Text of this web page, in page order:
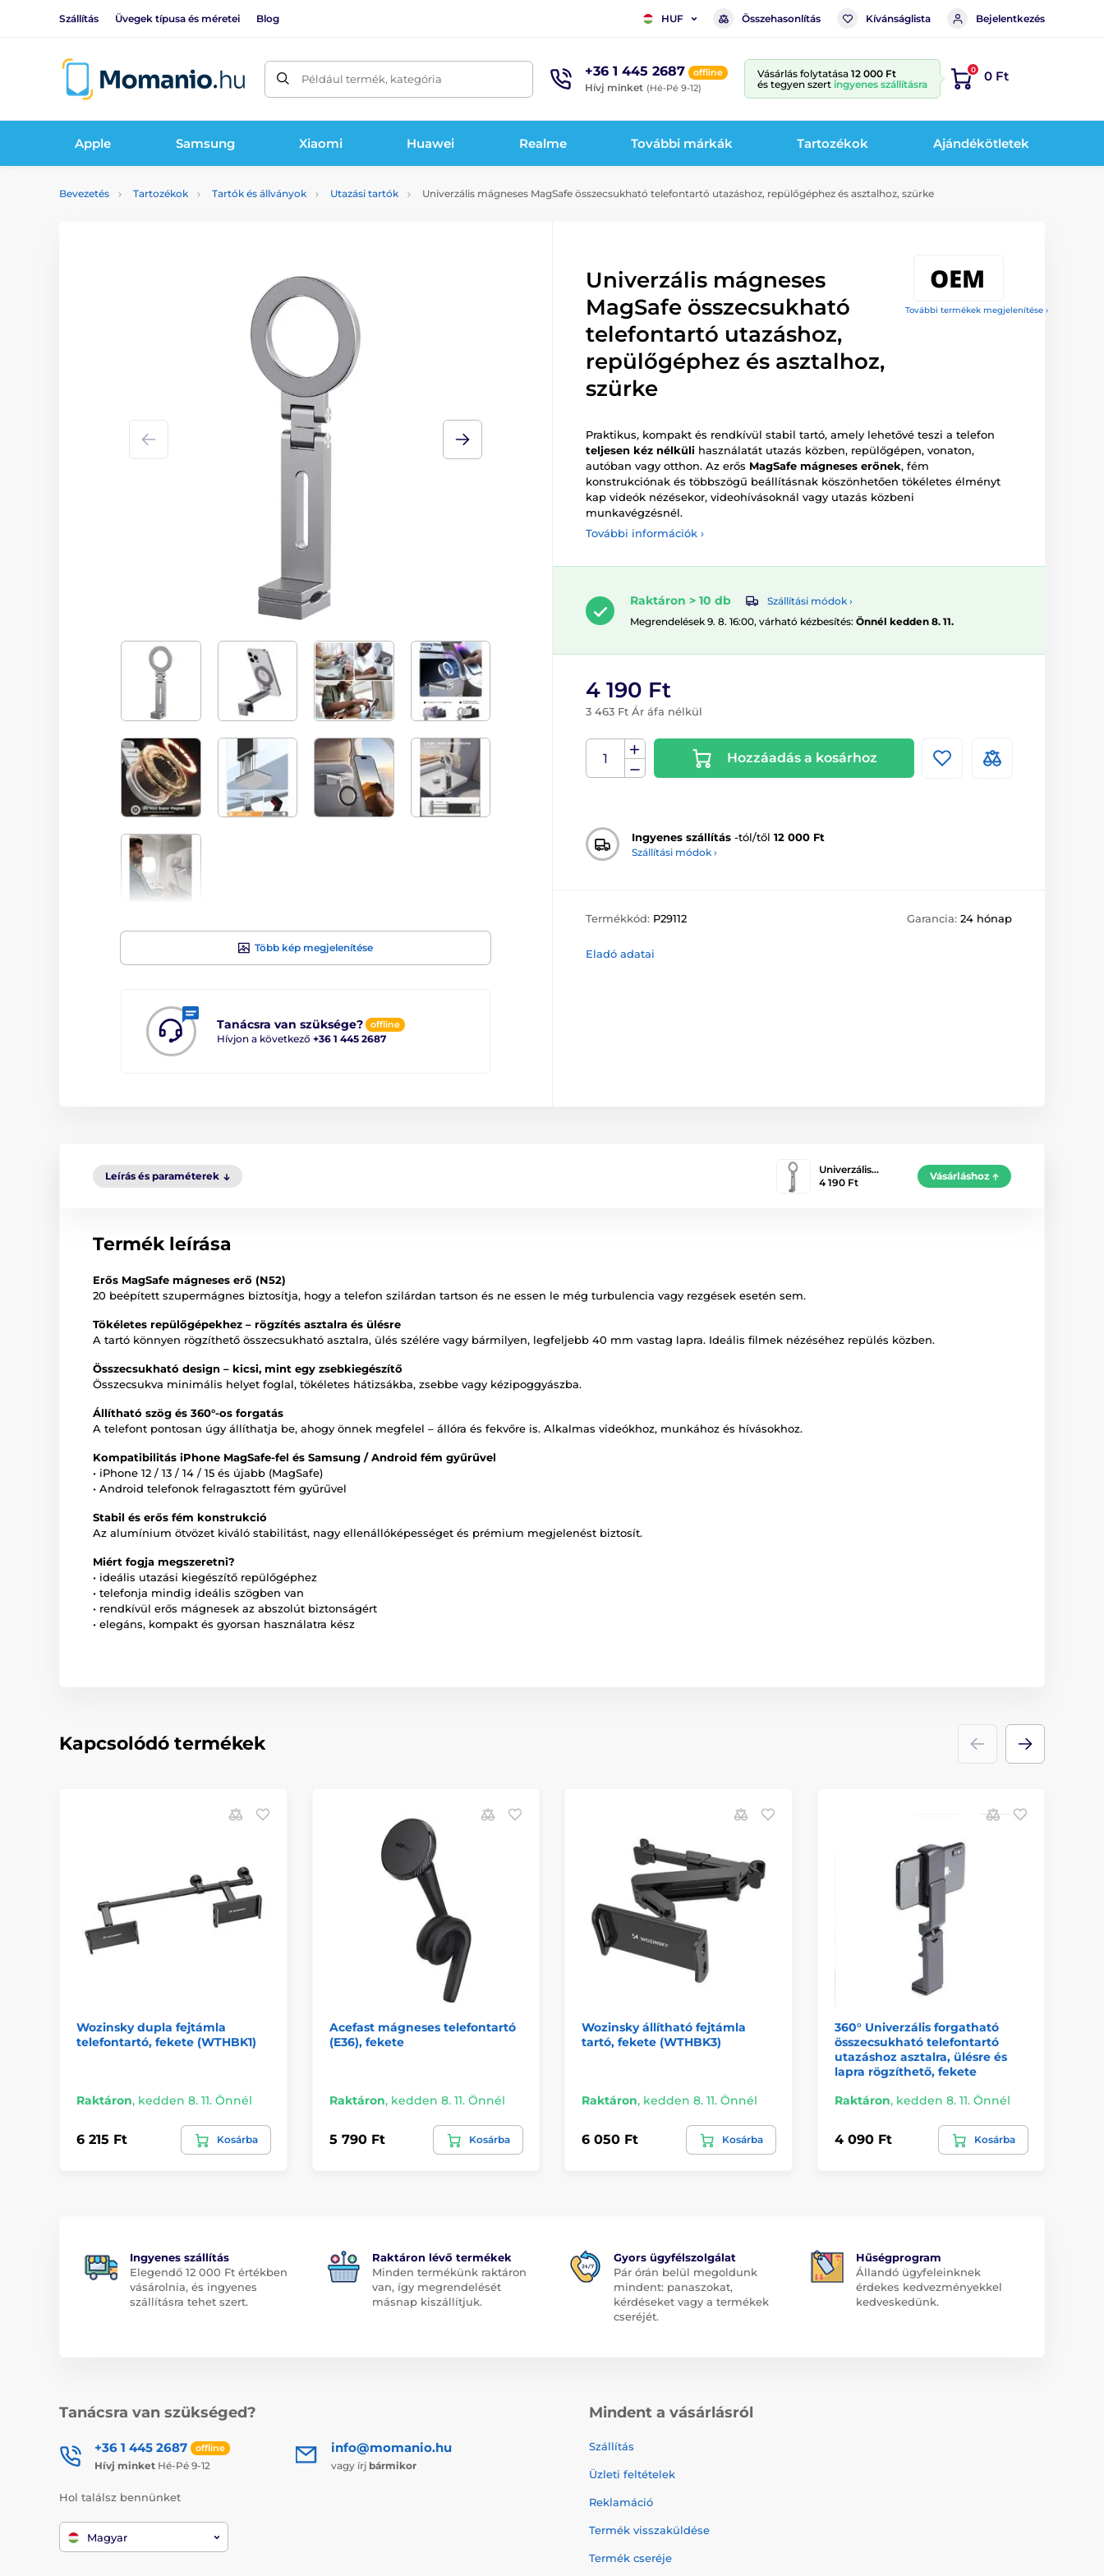
Szállítás Üvegek típusa és méretei Blog HUF Összehasonlítás Kívánságlista Bejelentkezés
Például termék, kategória +36 1 445 2687 offline
Hívj minket (Hé-Pé 9-12)
Vásárlás folytatása 12 000 Ft
és tegyen szert ingyenes szállításra
0 0 Ft
Apple Samsung Xiaomi Huawei Realme További márkák Tartozékok Ajándékötletek
Bevezetés Tartozékok Tartók és állványok Utazási tartók Univerzális mágneses MagSafe összecsukható telefontartó utazáshoz, repülőgéphez és asztalhoz, szürke
További termékek megjelenítése ›
Több kép megjelenítése
Tanácsra van szüksége? offline
Hívjon a következő +36 1 445 2687
Univerzális mágneses
MagSafe összecsukható
telefontartó utazáshoz,
repülőgéphez és asztalhoz,
szürke
Praktikus, kompakt és rendkívül stabil tartó, amely lehetővé teszi a telefon
teljesen kéz nélküli használatát utazás közben, repülőgépen, vonaton,
autóban vagy otthon. Az erős MagSafe mágneses erőnek, fém
konstrukciónak és többszögű beállításnak köszönhetően tökéletes élményt
kap videók nézésekor, videohívásoknál vagy utazás közbeni
munkavégzésnél.
További információk ›
Raktáron > 10 db
Szállítási módok ›
Megrendelések 9. 8. 16:00, várható kézbesítés: Önnél kedden 8. 11.
4 190 Ft
3 463 Ft Ár áfa nélkül
Hozzáadás a kosárhoz
Ingyenes szállítás -tól/től 12 000 Ft
Szállítási módok ›
Termékkód: P29112 Garancia: 24 hónap
Eladó adatai
Leírás és paraméterek
Univerzális…
4 190 Ft
Vásárláshoz
Termék leírása
Erős MagSafe mágneses erő (N52)
20 beépített szupermágnes biztosítja, hogy a telefon szilárdan tartson és ne essen le még turbulencia vagy rezgések esetén sem.
Tökéletes repülőgépekhez – rögzítés asztalra és ülésre
A tartó könnyen rögzíthető összecsukható asztalra, ülés szélére vagy bármilyen, legfeljebb 40 mm vastag lapra. Ideális filmek nézéséhez repülés közben.
Összecsukható design – kicsi, mint egy zsebkiegészítő
Összecsukva minimális helyet foglal, tökéletes hátizsákba, zsebbe vagy kézipoggyászba.
Állítható szög és 360°-os forgatás
A telefont pontosan úgy állíthatja be, ahogy önnek megfelel – állóra és fekvőre is. Alkalmas videókhoz, munkához és hívásokhoz.
Kompatibilitás iPhone MagSafe-fel és Samsung / Android fém gyűrűvel
• iPhone 12 / 13 / 14 / 15 és újabb (MagSafe)
• Android telefonok felragasztott fém gyűrűvel
Stabil és erős fém konstrukció
Az alumínium ötvözet kiváló stabilitást, nagy ellenállóképességet és prémium megjelenést biztosít.
Miért fogja megszeretni?
• ideális utazási kiegészítő repülőgéphez
• telefonja mindig ideális szögben van
• rendkívül erős mágnesek az abszolút biztonságért
• elegáns, kompakt és gyorsan használatra kész
Kapcsolódó termékek
Wozinsky dupla fejtámla
telefontartó, fekete (WTHBK1)
Raktáron, kedden 8. 11. Önnél
6 215 Ft Kosárba
Acefast mágneses telefontartó
(E36), fekete
Raktáron, kedden 8. 11. Önnél
5 790 Ft Kosárba
Wozinsky állítható fejtámla
tartó, fekete (WTHBK3)
Raktáron, kedden 8. 11. Önnél
6 050 Ft Kosárba
360° Univerzális forgatható
összecsukható telefontartó
utazáshoz asztalra, ülésre és
lapra rögzíthető, fekete
Raktáron, kedden 8. 11. Önnél
4 090 Ft Kosárba
Ingyenes szállítás
Elegendő 12 000 Ft értékben
vásárolnia, és ingyenes
szállításra tehet szert.
Raktáron lévő termékek
Minden termékünk raktáron
van, így megrendelését
másnap kiszállítjuk.
Gyors ügyfélszolgálat
Pár órán belül megoldunk
mindent: panaszokat,
kérdéseket vagy a termékek
cseréjét.
Hűségprogram
Állandó ügyfeleinknek
érdekes kedvezményekkel
kedveskedünk.
Tanácsra van szükséged?
+36 1 445 2687 offline
Hívj minket Hé-Pé 9-12
info@momanio.hu
vagy írj bármikor
Hol találsz bennünket
Magyar
Mindent a vásárlásról
Szállítás
Üzleti feltételek
Reklamáció
Termék visszaküldése
Termék cseréje